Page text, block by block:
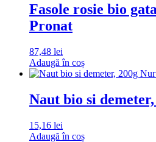
Fasole rosie bio
Pronat
87,48 lei
Adaugă în coș
Naut bio si
15,16 lei
Adaugă în coș